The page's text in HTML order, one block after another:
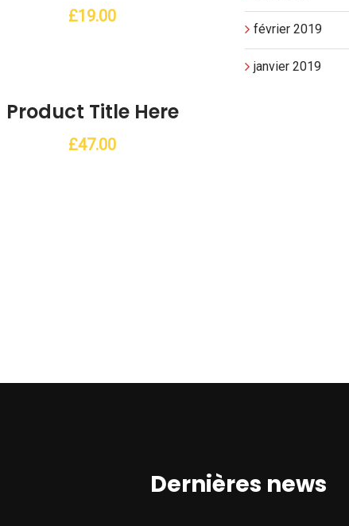
£19.00
Product Title Here
£47.00
février 2019
janvier 2019
Dernières news